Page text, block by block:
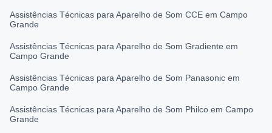
Assistências Técnicas para Aparelho de Som CCE em Campo
Grande
Assistências Técnicas para Aparelho de Som Gradiente em
Campo Grande
Assistências Técnicas para Aparelho de Som Panasonic em
Campo Grande
Assistências Técnicas para Aparelho de Som Philco em Campo
Grande